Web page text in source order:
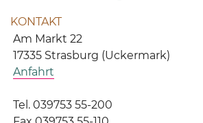
KONTAKT
Am Markt 22
17335 Strasburg (Uckermark)
Anfahrt
Tel. 039753 55-200